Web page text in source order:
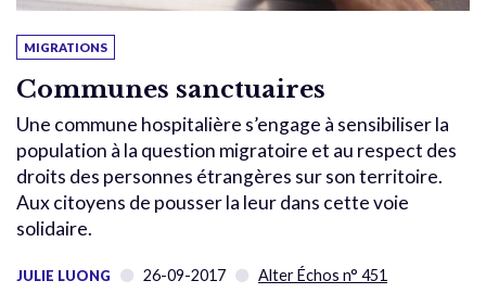
MIGRATIONS
Communes sanctuaires
Une commune hospitalière s’engage à sensibiliser la
population à la question migratoire et au respect des
droits des personnes étrangères sur son territoire.
Aux citoyens de pousser la leur dans cette voie
solidaire.
JULIE LUONG 26-09-2017 Alter Échos n° 451